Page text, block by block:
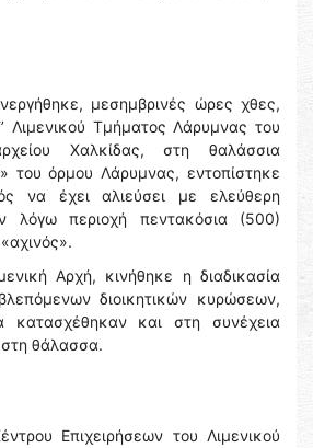
μεσημβρινές ώρες χθες,
Λιμενικού Τμήματος Λάρυμνας του
Χαλκίδας, στη θαλάσσια
του όρμου Λάρυμνας, εντοπίστηκε
να έχει αλιεύσει με ελεύθερη
λόγω περιοχή πεντακόσια (500)
Αρχή, κινήθηκε η διαδικασία
διοικητικών κυρώσεων,
κατασχέθηκαν και στη συνέχεια
θάλασσα.
Επιχειρήσεων του Λιμενικού